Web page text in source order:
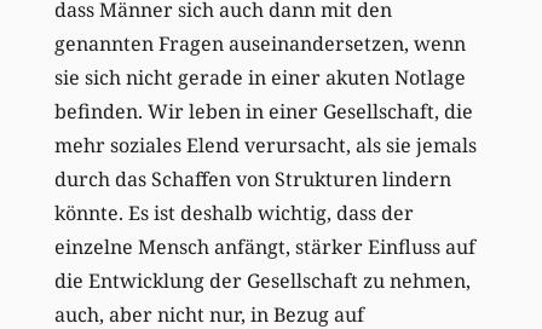
dass Männer sich auch dann mit den
genannten Fragen auseinandersetzen, wenn
sie sich nicht gerade in einer akuten Notlage
befinden. Wir leben in einer Gesellschaft, die
mehr soziales Elend verursacht, als sie jemals
durch das Schaffen von Strukturen lindern
könnte. Es ist deshalb wichtig, dass der
einzelne Mensch anfängt, stärker Einfluss auf
die Entwicklung der Gesellschaft zu nehmen,
auch, aber nicht nur, in Bezug auf